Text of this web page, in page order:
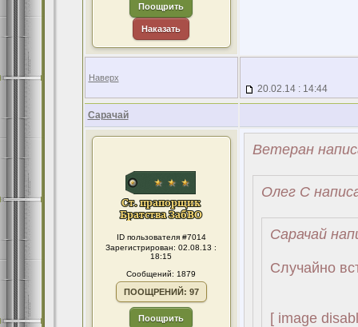
Поощрить
Наказать
Наверх
20.02.14 : 14:44
Сарачай
ID пользователя #7014
Зарегистрирован: 02.08.13 :
18:15
Сообщений: 1879
ПООЩРЕНИЙ: 97
Поощрить
Ветеран
Олег С
Сарачай
Случайно
[ image